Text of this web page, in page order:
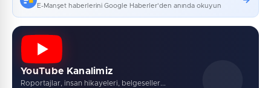
E-Manşet haberlerini Google Haberler'den anında okuyun
YouTube Kanalimiz
Roportajlar, insan hikayeleri, belgeseller...